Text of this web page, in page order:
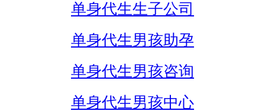
单身代生生子公司
单身代生男孩助孕
单身代生男孩咨询
单身代生男孩中心